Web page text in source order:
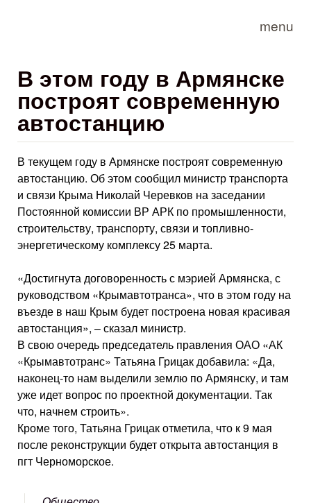
menu
В этом году в Армянске
построят современную
автостанцию
В текущем году в Армянске построят современную
автостанцию. Об этом сообщил министр транспорта
и связи Крыма Николай Черевков на заседании
Постоянной комиссии ВР АРК по промышленности,
строительству, транспорту, связи и топливно-
энергетическому комплексу 25 марта.
«Достигнута договоренность с мэрией Армянска, с
руководством «Крымавтотранса», что в этом году на
въезде в наш Крым будет построена новая красивая
автостанция», – сказал министр.
В свою очередь председатель правления ОАО «АК
«Крымавтотранс» Татьяна Грицак добавила: «Да,
наконец-то нам выделили землю по Армянску, и там
уже идет вопрос по проектной документации. Так
что, начнем строить».
Кроме того, Татьяна Грицак отметила, что к 9 мая
после реконструкции будет открыта автостанция в
пгт Черноморское.